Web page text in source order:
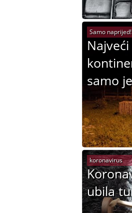
samo
Samo naprijed!
ubila
koronavirus